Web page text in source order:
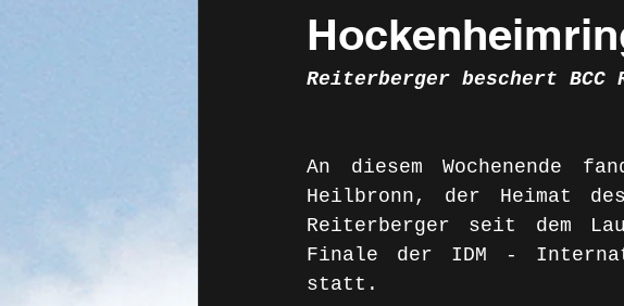
Reiterberger beschert BCC
An diesem Wochenende
Heilbronn, der Heimat
Reiterberger seit dem
Finale der IDM -
statt.